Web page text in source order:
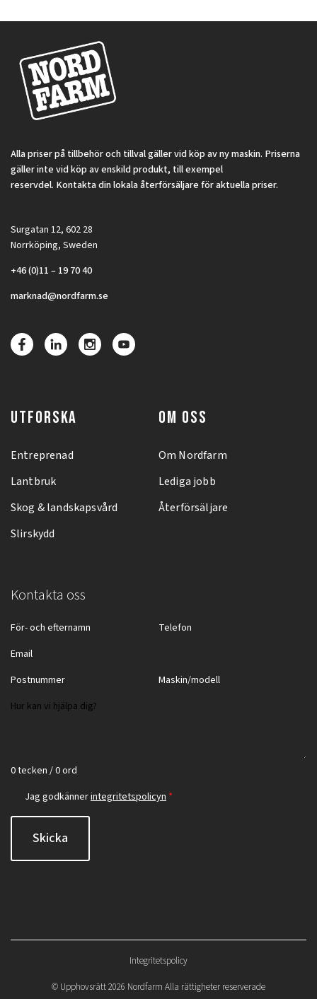
Alla priser på tillbehör och tillval gäller vid köp av ny maskin. Priserna
gäller inte vid köp av enskild produkt, till exempel
reservdel. Kontakta din lokala återförsäljare för aktuella priser.
Surgatan 12, 602 28
Norrköping, Sweden
+46 (0)11 – 19 70 40
marknad@nordfarm.se
UTFORSKA
Entreprenad
Lantbruk
Skog & landskapsvård
Slirskydd
OM OSS
Om Nordfarm
Lediga jobb
Återförsäljare
Kontakta oss
0 tecken / 0 ord
Jag godkännerintegritetspolicyn *
Skicka
Integritetspolicy
© Upphovsrätt 2026 Nordfarm Alla rättigheter reserverade